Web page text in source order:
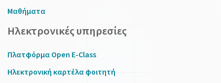
Μαθήματα
Ηλεκτρονικές υπηρεσίες
Πλατφόρμα Open E-Class
Ηλεκτρονική καρτέλα φοιτητή